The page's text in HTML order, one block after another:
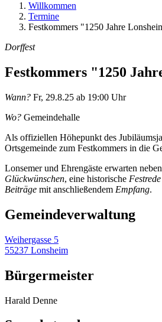
Willkommen
Termine
Festkommers "1250 Jahre
Dorffest
Festkommers "1250
Wann? Fr, 29.8.25 ab 19:00 Uhr
Wo? Gemeindehalle
Als offiziellen Höhepunkt des
Ortsgemeinde zum Festkommers in die
Lonsemer und Ehrengäste erwarten
Glückwünschen, eine historische Festrede
Beiträge mit anschließendem Empfang.
Gemeinde­verwaltung
Weihergasse 5
55237 Lonsheim
Bürgermeister
Harald Denne